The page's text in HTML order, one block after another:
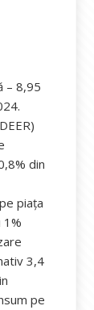
– 8,95
din
piața
1%
3,4
pe